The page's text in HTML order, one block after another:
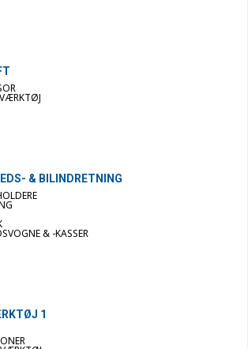
& BILINDRETNING
& -KASSER
1